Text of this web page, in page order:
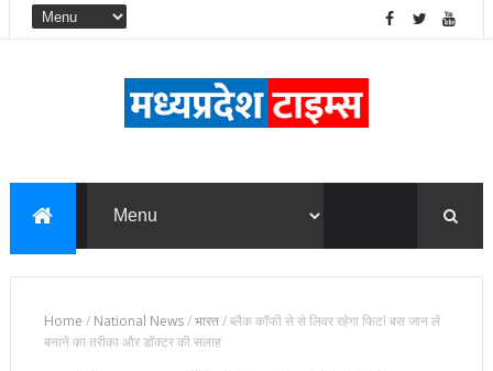
Home / National News/भारत/ब्लैक कॉफी से से लिवर रहेगा फिट! बस जान लें
बनाने का तरीका और डॉक्टर की सलाह